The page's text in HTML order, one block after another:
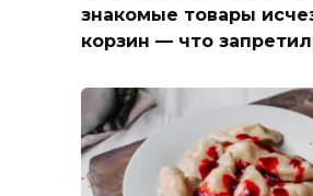
знакомые товары
корзин — что